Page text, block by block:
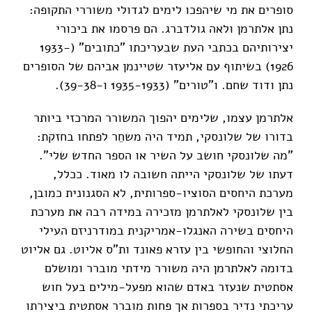
סופרים את מי שיהפכו לימים לגדולי משוררי התקופה:
נתן אלתרמן ולאה גולדברג. הם פרסמו את ביכורי
יצירותיהם בכתבי העת שבעריכתו "כתובים" (1933-
1926) בשיתוף עם אליעזר שטיינמן אביהם של הסופרים
נתן ודוד שחם. ו"טורים" (1935-1933 ו-39-38).
אלתרמן עצמו, שלימים יהפוך המשורר המרכזי ביותר
בדורו של שלונסקי, תמיד היה משחֵר לפתחו בחזקת:
"מה שלונסקי חושב על השיר או הספר החדש שלי".
דעתו של שלונסקי הייתה חשובה לו מאוד. ככלל,
מערכת היחסים הסוציו-ספרותית, לא הסגנונית כמובן,
בין שלונסקי לאלתרמן מזכירה במידה רבה את מערכת
היחסים בשירה האנגלו-אמריקנית במודרניזם העילי
החלוצי והחופשי בין עזרא פאונד ות"ס אליוט. גם אליוט
בדומה לאלתרמן היה משורר מידתי מוברר ומושלם
אסתטית שנעזר באדם שהוא מפעל-מילים בעל חוש
עריכתי נדיר בספרות אך פחות מוברר אסתטית ביצירתו